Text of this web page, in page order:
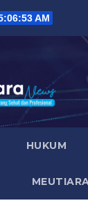
AM
HUKUM